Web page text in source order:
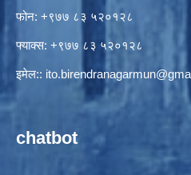
फोन: +९७७ ८३ ५२०१२८
फ्याक्स: +९७७ ८३ ५२०१२८
इमेल::
chatbot